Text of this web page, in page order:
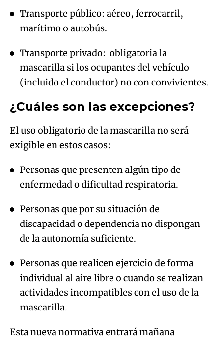
Transporte público: aéreo, ferrocarril,
marítimo o autobús.
Transporte privado: obligatoria la
mascarilla si los ocupantes del vehículo
(incluido el conductor) no con convivientes.
¿Cuáles son las excepciones?
El uso obligatorio de la mascarilla no será
exigible en estos casos:
Personas que presenten algún tipo de
enfermedad o dificultad respiratoria.
Personas que por su situación de
discapacidad o dependencia no dispongan
de la autonomía suficiente.
Personas que realicen ejercicio de forma
individual al aire libre o cuando se realizan
actividades incompatibles con el uso de la
mascarilla.
Esta nueva normativa entrará mañana